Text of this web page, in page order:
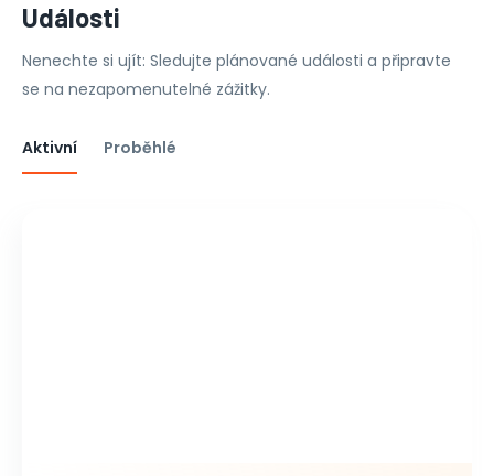
Události
Nenechte si ujít: Sledujte plánované události a připravte
se na nezapomenutelné zážitky.
Aktivní Proběhlé